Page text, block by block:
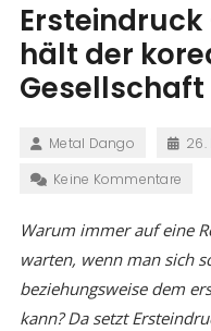
Ersteindruck
hält der
Gesellschaft
Metal Dango
26.
Keine Kommentare
Warum immer auf eine
warten, wenn man sich
beziehungsweise dem
kann? Da setzt